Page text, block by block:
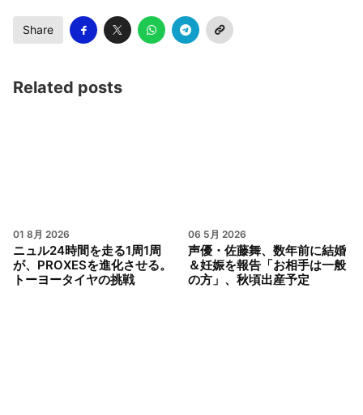
Share
Related posts
01 8月 2026
ニュル24時間を走る1周1周
が、PROXESを進化させる。
トーヨータイヤの挑戦
06 5月 2026
声優・佐藤舞、数年前に結婚
＆妊娠を報告「お相手は一般
の方」、秋頃出産予定